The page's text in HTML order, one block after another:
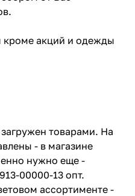
кроме акций и одежды
товарами. На
- в магазине
нужно еще -
00000-13 опт.
ассортименте -